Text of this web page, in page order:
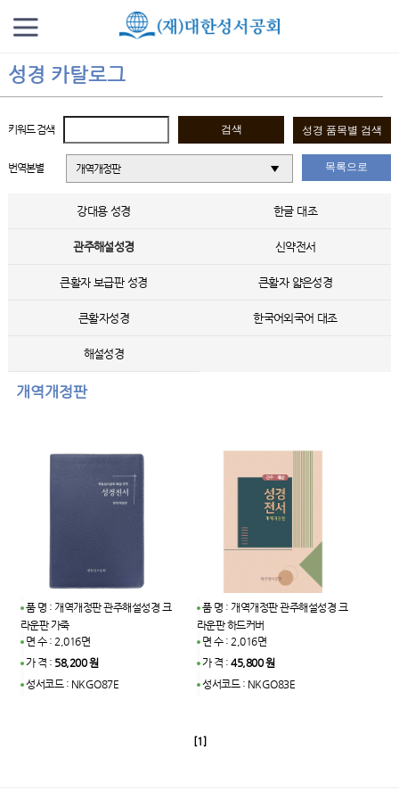
성경 카탈로그
키워드 검색
번역본별 개역개정판 목록으로
강대용 성경 한글 대조
관주해설성경 신약전서
큰활자 보급판 성경 큰활자 얇은성경
큰활자성경 한국어외국어 대조
해설성경
개역개정판
품 명 : 개역개정판 관주해설성경 크
라운판 가죽
면 수 : 2,016면
가 격 : 58,200 원
성서코드 : NKGO87E
품 명 : 개역개정판 관주해설성경 크
라운판 하드커버
면 수 : 2,016면
가 격 :45,800 원
성서코드 : NKGO83E
[1]